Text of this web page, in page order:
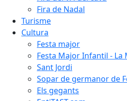
Fira de Nadal
Turisme
Cultura
Festa major
Festa Major Infantil - La
Sant Jordi
Sopar de germanor de
Els gegants